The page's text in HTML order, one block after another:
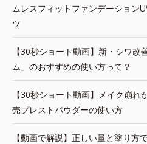
ムレスフィットファンデーション
ツ
【30秒ショート動画】新・シワ改
ム」のおすすめの使い方って？
【30秒ショート動画】メイク崩れ
売プレストパウダーの使い方
【動画で解説】正しい量と塗り方